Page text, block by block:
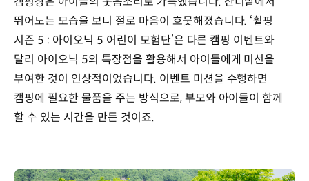
뛰어노는 모습을 보니 절로 마음이 흐뭇해졌습니다. ‘휠핑
시즌 5 : 아이오닉 5 어린이 모험단’은 다른 캠핑 이벤트와
달리 아이오닉 5의 특장점을 활용해서 아이들에게 미션을
부여한 것이 인상적이었습니다. 이벤트 미션을 수행하면
캠핑에 필요한 물품을 주는 방식으로, 부모와 아이들이 함께
할 수 있는 시간을 만든 것이죠.